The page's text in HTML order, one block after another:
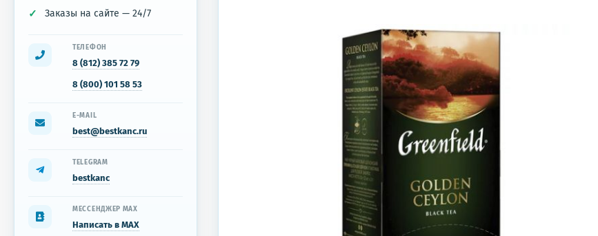
Заказы на сайте — 24/7
ТЕЛЕФОН
8 (812) 385 72 79
8 (800) 101 58 53
E-MAIL
best@bestkanc.ru
TELEGRAM
bestkanc
МЕССЕНДЖЕР MAX
Написать в MAX